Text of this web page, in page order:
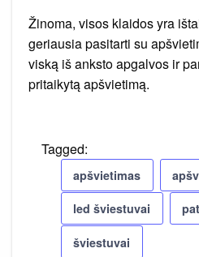
Žinoma, visos klaidos yra
geriausia pasitarti su
viską iš anksto apgalvos ir
pritaikytą apšvietimą.
Tagged:
apšvietimas
led šviestuvai
šviestuvai